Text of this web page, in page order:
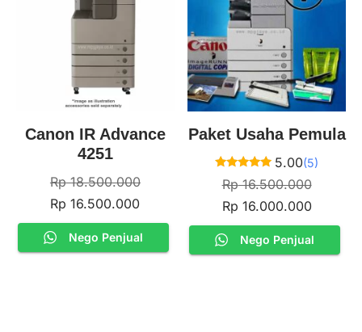
Canon IR Advance
4251
Rp18.500.000
Rp 16.500.000
Nego Penjual
Paket Usaha Pemula
Rated
5.00
5.00(5)
Rp16.500.000
Rp 16.000.000
Nego Penjual